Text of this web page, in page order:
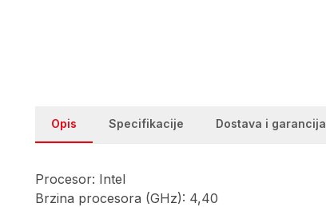
Opis Specifikacije Dostava i garancija
Procesor: Intel
Brzina procesora (GHz): 4,40